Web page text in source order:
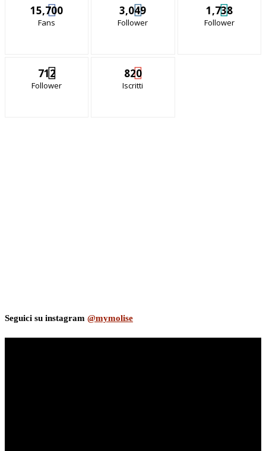
15,700
Fans
3,049
Follower
1,738
Follower
712
Follower
820
Iscritti
Seguici su instagram @mymolise